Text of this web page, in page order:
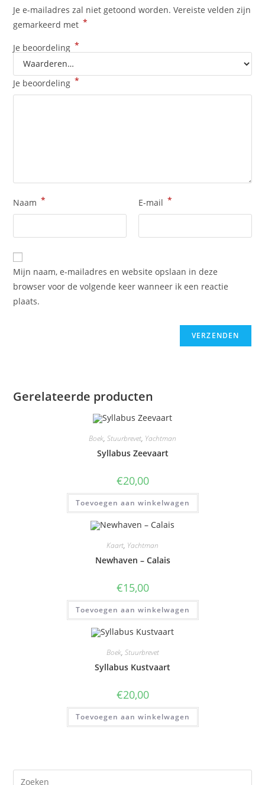
Je e-mailadres zal niet getoond worden. Vereiste velden zijn
gemarkeerd met *
Je beoordeling *
Je beoordeling *
Naam * E-mail *
Mijn naam, e-mailadres en website opslaan in deze
browser voor de volgende keer wanneer ik een reactie
plaats.
Gerelateerde producten
Boek, Stuurbrevet, Yachtman
Syllabus Zeevaart
€20,00
Toevoegen aan winkelwagen
Kaart, Yachtman
Newhaven – Calais
€15,00
Toevoegen aan winkelwagen
Boek, Stuurbrevet
Syllabus Kustvaart
€20,00
Toevoegen aan winkelwagen